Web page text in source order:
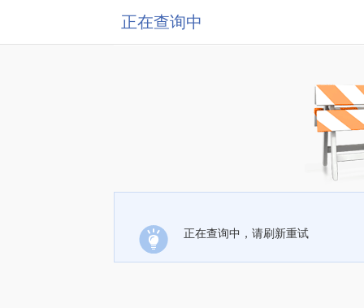
正在查询中
正在查询中，请刷新重试